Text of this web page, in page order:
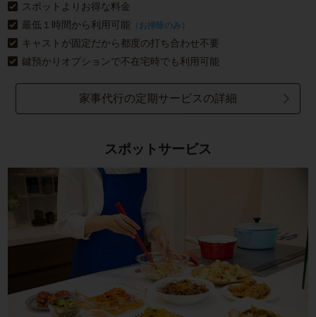
スポットよりお得な料金
最低１時間から利用可能 （お掃除のみ）
キャストが固定だから都度の打ち合わせ不要
鍵預かりオプションで不在宅時でも利用可能
家事代行の定期サービスの詳細
スポットサービス